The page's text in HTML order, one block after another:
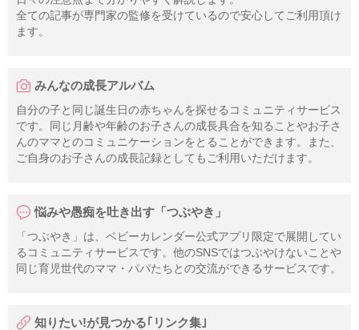
全ての記事が専門家の監修を受けているので安心してご利用頂け
ます。
みんなの成長アルバム
自分の子と同じ誕生日の赤ちゃんを探せるコミュニティサービス
です。同じ月齢や年齢のお子さんの成長具合を知ることやお子さ
んのママとのコミュニケーションをとることができます。また、
ご自身のお子さんの成長記録としてもご利用いただけます。
悩みや愚痴を吐き出す「つぶやき」
「つぶやき」は、ベビーカレンダー公式アプリ限定で展開してい
るコミュニティサービスです。他のSNSではつぶやけないことや
同じ育児世代のママ・パパたちとの交流ができるサービスです。
知りたい!が見つかる｢リンク集｣